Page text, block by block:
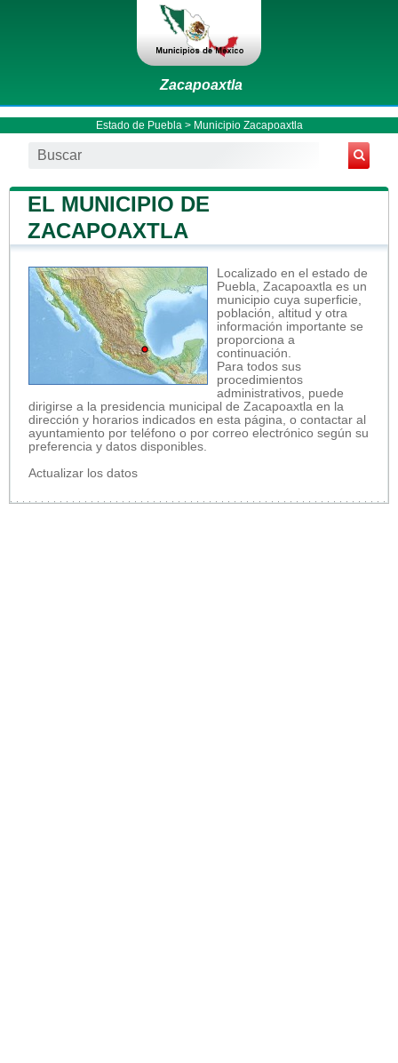
Zacapoaxtla
Estado de Puebla > Municipio Zacapoaxtla
EL MUNICIPIO DE
ZACAPOAXTLA
Localizado en el estado de
Puebla, Zacapoaxtla es un
municipio cuya superficie,
población, altitud y otra
información importante se
proporciona a
continuación.
Para todos sus
procedimientos
administrativos, puede
dirigirse a la presidencia municipal de Zacapoaxtla en la
dirección y horarios indicados en esta página, o contactar al
ayuntamiento por teléfono o por correo electrónico según su
preferencia y datos disponibles.
Actualizar los datos